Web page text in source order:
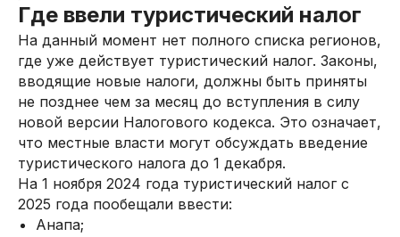
Где ввели туристический налог
На данный момент нет полного списка регионов,
где уже действует туристический налог. Законы,
вводящие новые налоги, должны быть приняты
не позднее чем за месяц до вступления в силу
новой версии Налогового кодекса. Это означает,
что местные власти могут обсуждать введение
туристического налога до 1 декабря.
На 1 ноября 2024 года туристический налог с
2025 года пообещали ввести:
Анапа;